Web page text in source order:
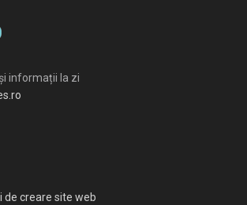
informații la zi
de creare site web